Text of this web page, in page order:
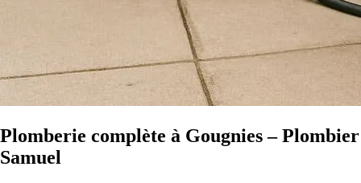
Plomberie complète à Gougnies – Plombier
Samuel